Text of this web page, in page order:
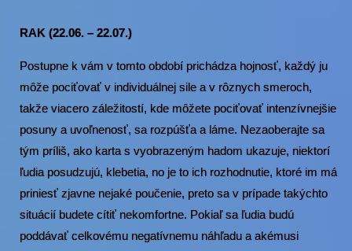
RAK (22.06. – 22.07.)
Postupne k vám v tomto období prichádza hojnosť, každý ju
môže pociťovať v individuálnej sile a v rôznych smeroch,
takže viacero záležitostí, kde môžete pociťovať intenzívnejšie
posuny a uvoľnenosť, sa rozpúšťa a láme. Nezaoberajte sa
tým príliš, ako karta s vyobrazeným hadom ukazuje, niektorí
ľudia posudzujú, klebetia, no je to ich rozhodnutie, ktoré im má
priniesť zjavne nejaké poučenie, preto sa v prípade takýchto
situácií budete cítiť nekomfortne. Pokiaľ sa ľudia budú
poddávať celkovému negatívnemu náhľadu a akémusi